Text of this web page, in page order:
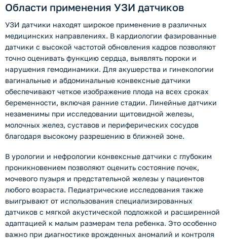
Области применения УЗИ датчиков
УЗИ датчики находят широкое применение в различных
медицинских направлениях. В кардиологии фазированные
датчики с высокой частотой обновления кадров позволяют
точно оценивать функцию сердца, выявлять пороки и
нарушения гемодинамики. Для акушерства и гинекологии
вагинальные и абдоминальные конвексные датчики
обеспечивают четкое изображение плода на всех сроках
беременности, включая ранние стадии. Линейные датчики
незаменимы при исследовании щитовидной железы,
молочных желез, суставов и периферических сосудов
благодаря высокому разрешению в ближней зоне.
В урологии и нефрологии конвексные датчики с глубоким
проникновением позволяют оценить состояние почек,
мочевого пузыря и предстательной железы у пациентов
любого возраста. Педиатрические исследования также
выигрывают от использования специализированных
датчиков с мягкой акустической подложкой и расширенной
адаптацией к малым размерам тела ребенка. Это особенно
важно при диагностике врожденных аномалий и контроля